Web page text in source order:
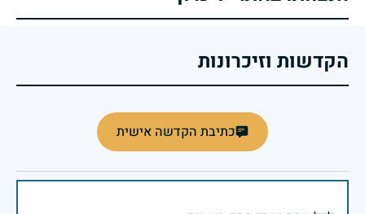
הקדשות וזיכרונות
כתיבת הקדשה אישית